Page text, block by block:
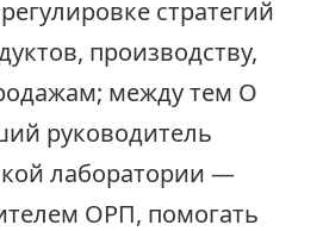
стратегий
производству,
между тем О
руководитель
лаборатории —
ОРП, помогать